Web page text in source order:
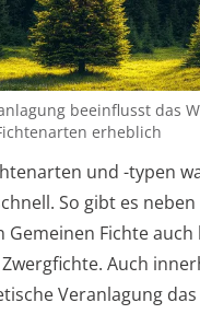
beeinflusst das
erheblich
und -typen
So gibt es
Gemeinen Fichte auch
Auch
Veranlagung